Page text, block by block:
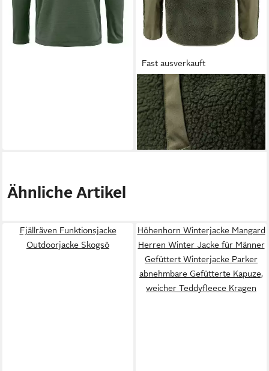
Fast ausverkauft
FJÄLLRÄVENFleecejacke
Faserpelzjacke Vardag
205,99 €
UVP239,95 €
-14%
Ähnliche Artikel
Fjällräven Funktionsjacke
Outdoorjacke Skogsö
Höhenhorn Winterjacke Mangard
Herren Winter Jacke für Männer
Gefüttert Winterjacke Parker
abnehmbare Gefütterte Kapuze,
weicher Teddyfleece Kragen